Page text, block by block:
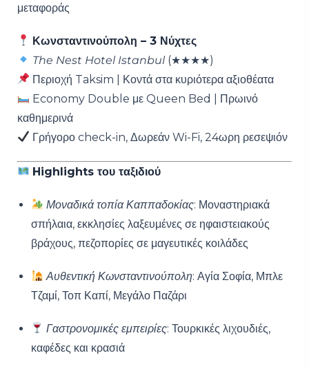
μεταφοράς
Κωνσταντινούπολη – 3 Νύχτες
The Nest Hotel Istanbul(★★★★)
Περιοχή Taksim | Κοντά στα κυριότερα αξιοθέατα
Economy Double με Queen Bed | Πρωινό
καθημερινά
Γρήγορο check-in, Δωρεάν Wi-Fi, 24ωρη ρεσεψιόν
Highlights του ταξιδιού
Μοναδικά τοπία Καππαδοκίας: Μοναστηριακά
σπήλαια, εκκλησίες λαξευμένες σε ηφαιστειακούς
βράχους, πεζοπορίες σε μαγευτικές κοιλάδες
Αυθεντική Κωνσταντινούπολη: Αγία Σοφία, Μπλε
Τζαμί, Τοπ Καπί, Μεγάλο Παζάρι
Γαστρονομικές εμπειρίες: Τουρκικές λιχουδιές,
καφέδες και κρασιά